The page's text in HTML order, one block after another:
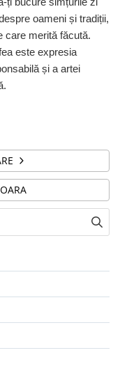
ți bucure simțurile zi
oameni și tradiții,
care merită făcută.
este expresia
și a artei